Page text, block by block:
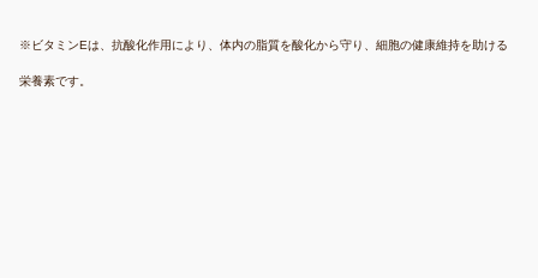
※ビタミンEは、抗酸化作用により、体内の脂質を酸化から守り、細胞の健康維持を助ける
栄養素です。